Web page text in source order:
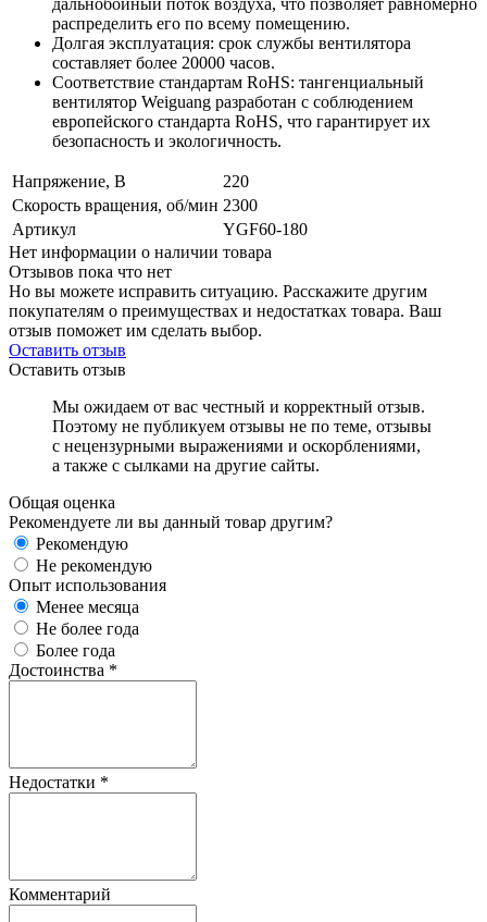
дальнобойный поток воздуха, что позволяет равномерно
распределить его по всему помещению.
Долгая эксплуатация: срок службы вентилятора
составляет более 20000 часов.
Соответствие стандартам RoHS: тангенциальный
вентилятор Weiguang разработан с соблюдением
европейского стандарта RoHS, что гарантирует их
безопасность и экологичность.
Напряжение, В
220
Скорость вращения, об/мин 2300
Артикул
YGF60-180
Нет информации о наличии товара
Отзывов пока что нет
Но вы можете исправить ситуацию. Расскажите другим
покупателям о преимуществах и недостатках товара. Ваш
отзыв поможет им сделать выбор.
Оставить отзыв
Оставить отзыв
Мы ожидаем от вас честный и корректный отзыв.
Поэтому не публикуем отзывы не по теме, отзывы
с нецензурными выражениями и оскорблениями,
а также с сылками на другие сайты.
Общая оценка
Рекомендуете ли вы данный товар другим?
Рекомендую
Не рекомендую
Опыт использования
Менее месяца
Не более года
Более года
Достоинства *
Недостатки *
Комментарий